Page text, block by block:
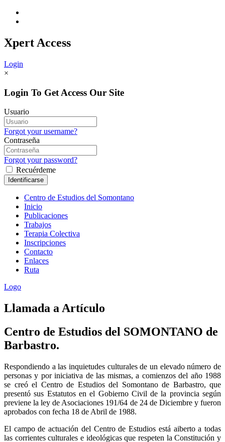
Xpert Access
Login
×
Login To Get Access Our Site
Usuario
Forgot your username?
Contraseña
Forgot your password?
Recuérdeme
Centro de Estudios del Somontano
Inicio
Publicaciones
Trabajos
Terapia Colectiva
Inscripciones
Contacto
Enlaces
Ruta
Logo
Llamada a Artículo
Centro de Estudios del SOMONTANO de
Barbastro.
Respondiendo a las inquietudes culturales de un elevado número de
personas y por iniciativa de las mismas, a comienzos del año 1988
se creó el Centro de Estudios del Somontano de Barbastro, que
presentó sus Estatutos en el Gobierno Civil de la provincia según
previene la ley de Asociaciones 191/64 de 24 de Diciembre y fueron
aprobados con fecha 18 de Abril de 1988.
El campo de actuación del Centro de Estudios está aiberto a todas
las corrientes culturales e ideológicas que respeten la Constitución y